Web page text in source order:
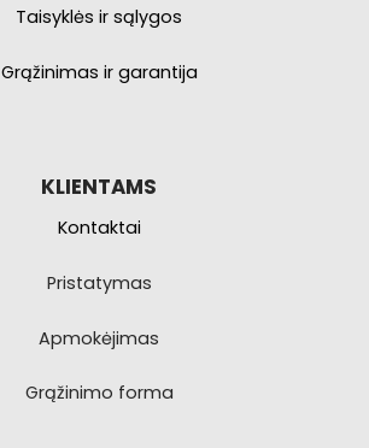
Taisyklės ir sąlygos
Grąžinimas ir garantija
KLIENTAMS
Kontaktai
Pristatymas
Apmokėjimas
Grąžinimo forma